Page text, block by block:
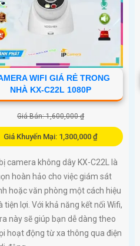
WIFI GIÁ RẺ TRONG
NHÀ KX-C22L 1080P
Giá Bán: 1,600,000 ₫
Giá Khuyến Mại: 1,300,000 ₫
camera không dây KX-C22L là
hoàn hảo cho việc giám sát
hoặc văn phòng một cách hiệu
tiện lợi. Với khả năng kết nối Wifi,
này sẽ giúp bạn dễ dàng theo
hoạt động từ xa thông qua điện